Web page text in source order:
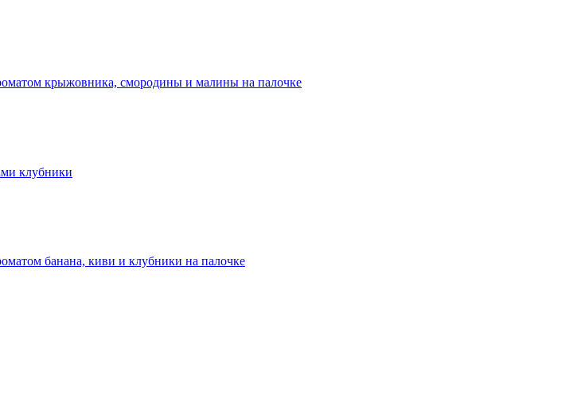
крыжовника, смородины и малины на палочке
клубники
банана, киви и клубники на палочке